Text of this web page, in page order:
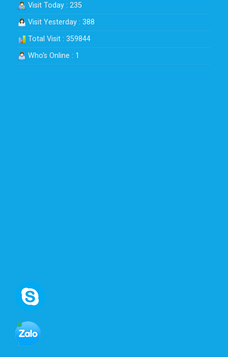
Visit Today : 235
Visit Yesterday : 388
Total Visit : 359844
Who's Online : 1